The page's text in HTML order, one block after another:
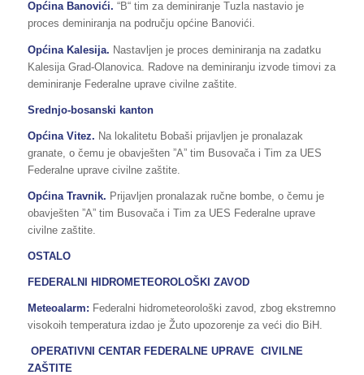
Općina Banovići. “B“ tim za deminiranje Tuzla nastavio je
proces deminiranja na području općine Banovići.
Općina Kalesija. Nastavljen je proces deminiranja na zadatku
Kalesija Grad-Olanovica. Radove na deminiranju izvode timovi za
deminiranje Federalne uprave civilne zaštite.
Srednjo-bosanski kanton
Općina Vitez. Na lokalitetu Bobaši prijavljen je pronalazak
granate, o čemu je obavješten ”A” tim Busovača i Tim za UES
Federalne uprave civilne zaštite.
Općina Travnik. Prijavljen pronalazak ručne bombe, o čemu je
obavješten ”A” tim Busovača i Tim za UES Federalne uprave
civilne zaštite.
OSTALO
FEDERALNI HIDROMETEOROLOŠKI ZAVOD
Meteoalarm: Federalni hidrometeorološki zavod, zbog ekstremno
visokoih temperatura izdao je Žuto upozorenje za veći dio BiH.
OPERATIVNI CENTAR FEDERALNE UPRAVE CIVILNE
ZAŠTITE